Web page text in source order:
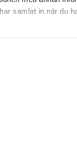
samlat in när du